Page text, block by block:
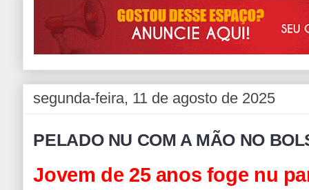
segunda-feira, 11 de agosto de 2025
PELADO NU COM A MÃO NO
Jovem de 25 anos foge nu